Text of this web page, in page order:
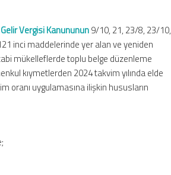
Gelir Vergisi Kanununun9/10, 21, 23/8, 23/10,
inci maddelerinde yer alan ve yeniden
mükelleflerde toplu belge düzenleme
kıymetlerden 2024 takvim yılında elde
oranı uygulamasına ilişkin hususların